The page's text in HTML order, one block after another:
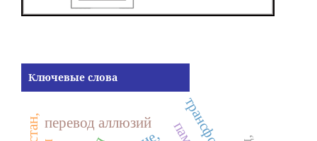
Ключевые слова
перевод аллюзий